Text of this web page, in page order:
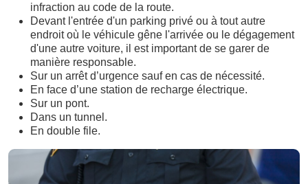
infraction au code de la route.
Devant l'entrée d'un parking privé ou à tout autre
endroit où le véhicule gêne l'arrivée ou le dégagement
d'une autre voiture, il est important de se garer de
manière responsable.
Sur un arrêt d’urgence sauf en cas de nécessité.
En face d’une station de recharge électrique.
Sur un pont.
Dans un tunnel.
En double file.